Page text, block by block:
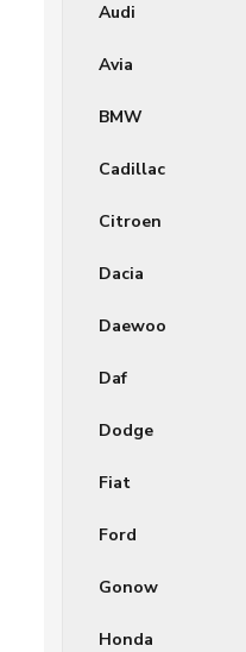
Audi
Avia
BMW
Cadillac
Citroen
Dacia
Daewoo
Daf
Dodge
Fiat
Ford
Gonow
Honda